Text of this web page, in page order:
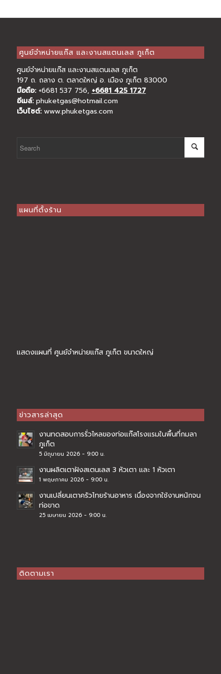
ศูนย์จำหน่ายแก๊ส และงานสแตนเลส ภูเก็ต
ศูนย์จำหน่ายแก๊ส และงานสแตนเลส ภูเก็ต
197 ถ. ถลาง ต. ตลาดใหญ่ อ. เมือง ภูเก็ต 83000
มือถือ: +6681 537 756, +6681 425 1727
อีเมล์: phuketgas@hotmail.com
เว็บไซต์: www.phuketgas.com
แผนที่ตั้งร้าน
แสดงแผนที่ ศูนย์จำหน่ายแก๊ส ภูเก็ต ขนาดใหญ่
ข่าวสารล่าสุด
งานทดสอบการรั่วไหลของท่อแก๊สโรงแรมในพื้นที่กมลา
ภูเก็ต
5 มิถุนายน 2026 - 9:00 น.
งานผลิตเตาฝังสเตนเลส 3 หัวเตา และ 1 หัวเตา
1 พฤษภาคม 2026 - 9:00 น.
งานเปลี่ยนเตาครัวไทยร้านอาหาร เนื่องจากใช้งานหนักจน
ท่อขาด
25 เมษายน 2026 - 9:00 น.
ติดตามเรา